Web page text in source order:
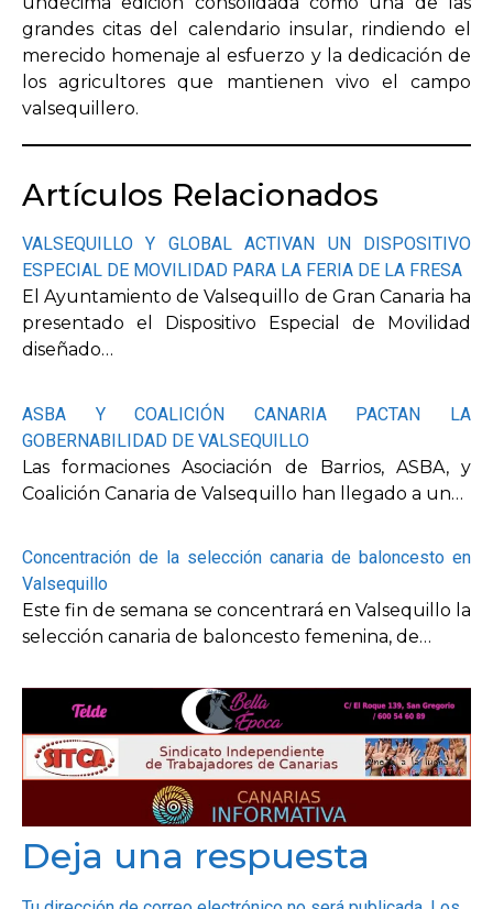
grandes citas del calendario insular, rindiendo el
merecido homenaje al esfuerzo y la dedicación de
los agricultores que mantienen vivo el campo
valsequillero.
Artículos Relacionados
VALSEQUILLO Y GLOBAL ACTIVAN UN DISPOSITIVO
ESPECIAL DE MOVILIDAD PARA LA FERIA DE LA FRESA
El Ayuntamiento de Valsequillo de Gran Canaria ha
presentado el Dispositivo Especial de Movilidad
diseñado…
ASBA Y COALICIÓN CANARIA PACTAN LA
GOBERNABILIDAD DE VALSEQUILLO
Las formaciones Asociación de Barrios, ASBA, y
Coalición Canaria de Valsequillo han llegado a un…
Concentración de la selección canaria de baloncesto en
Valsequillo
Este fin de semana se concentrará en Valsequillo la
selección canaria de baloncesto femenina, de…
Deja una respuesta